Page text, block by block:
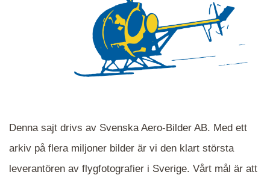
Denna sajt drivs av Svenska Aero-Bilder AB. Med ett
arkiv på flera miljoner bilder är vi den klart största
leverantören av flygfotografier i Sverige. Vårt mål är att